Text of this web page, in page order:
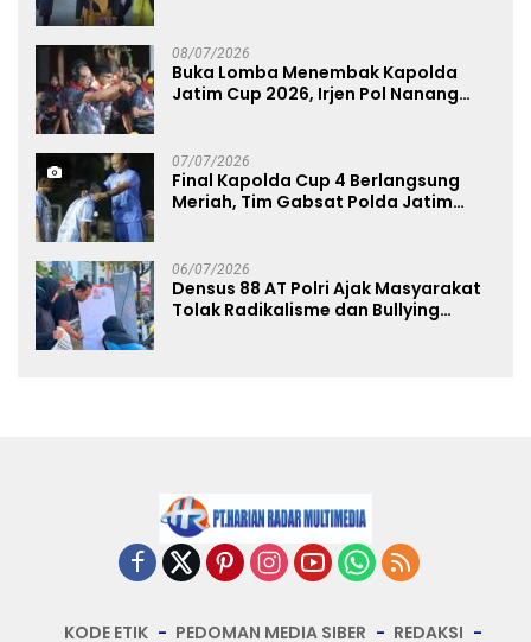
08/07/2026
Buka Lomba Menembak Kapolda
Jatim Cup 2026, Irjen Pol Nanang
07/07/2026
Final Kapolda Cup 4 Berlangsung
Meriah, Tim Gabsat Polda Jatim
06/07/2026
Densus 88 AT Polri Ajak Masyarakat
Tolak Radikalisme dan Bullying
KODE ETIK PEDOMAN MEDIA SIBER REDAKSI